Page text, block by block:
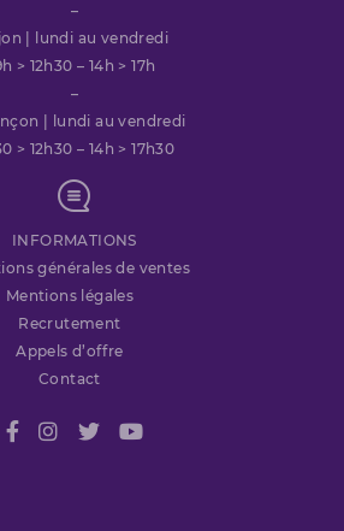
–
| lundi au vendredi
> 12h30 – 14h > 17h
–
| lundi au vendredi
> 12h30 – 14h > 17h30
INFORMATIONS
générales de ventes
Mentions légales
Recrutement
Appels d’offre
Contact